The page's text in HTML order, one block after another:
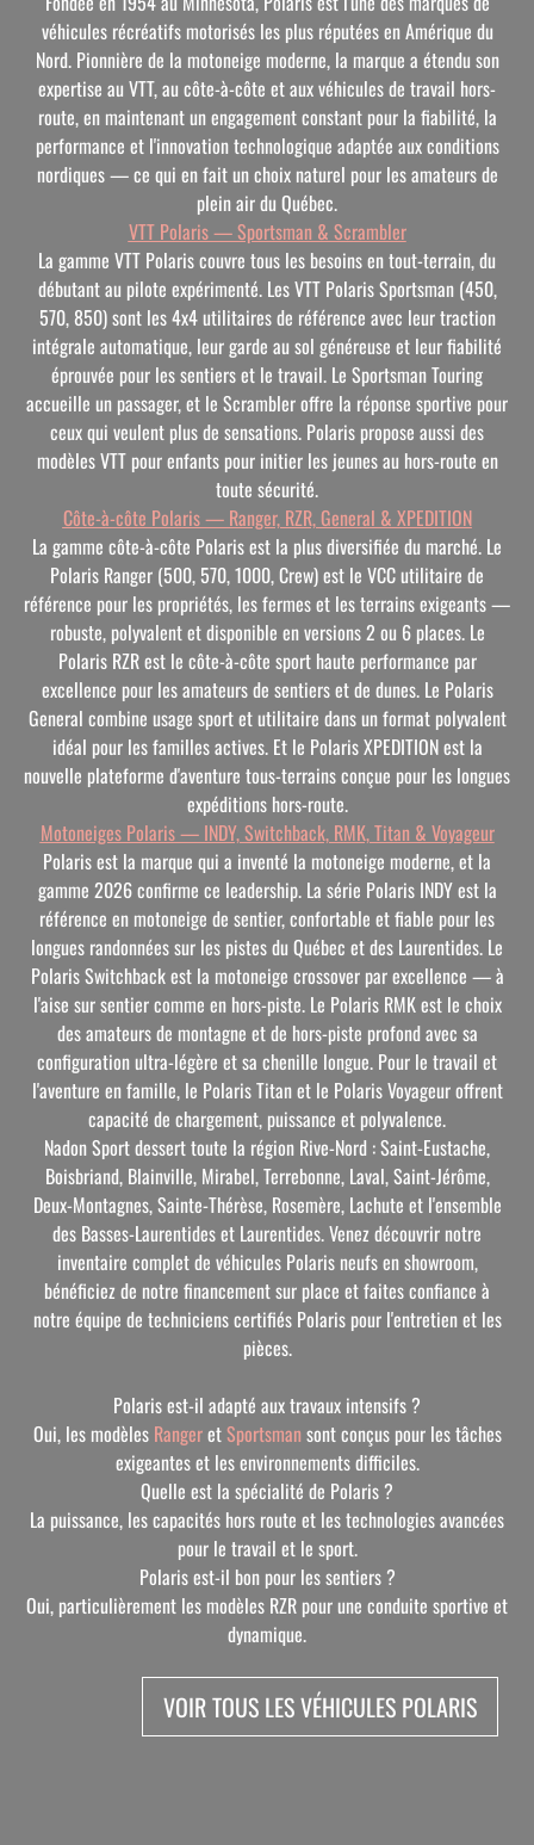
véhicules récréatifs motorisés les plus réputées en Amérique du
Nord. Pionnière de la motoneige moderne, la marque a étendu son
expertise au VTT, au côte-à-côte et aux véhicules de travail hors-
route, en maintenant un engagement constant pour la fiabilité, la
performance et l'innovation technologique adaptée aux conditions
nordiques — ce qui en fait un choix naturel pour les amateurs de
plein air du Québec.
VTT Polaris — Sportsman & Scrambler
La gamme VTT Polaris couvre tous les besoins en tout-terrain, du
débutant au pilote expérimenté. Les VTT Polaris Sportsman (450,
570, 850) sont les 4x4 utilitaires de référence avec leur traction
intégrale automatique, leur garde au sol généreuse et leur fiabilité
éprouvée pour les sentiers et le travail. Le Sportsman Touring
accueille un passager, et le Scrambler offre la réponse sportive pour
ceux qui veulent plus de sensations. Polaris propose aussi des
modèles VTT pour enfants pour initier les jeunes au hors-route en
toute sécurité.
Côte-à-côte Polaris — Ranger, RZR, General & XPEDITION
La gamme côte-à-côte Polaris est la plus diversifiée du marché. Le
Polaris Ranger (500, 570, 1000, Crew) est le VCC utilitaire de
référence pour les propriétés, les fermes et les terrains exigeants —
robuste, polyvalent et disponible en versions 2 ou 6 places. Le
Polaris RZR est le côte-à-côte sport haute performance par
excellence pour les amateurs de sentiers et de dunes. Le Polaris
General combine usage sport et utilitaire dans un format polyvalent
idéal pour les familles actives. Et le Polaris XPEDITION est la
nouvelle plateforme d'aventure tous-terrains conçue pour les longues
expéditions hors-route.
Motoneiges Polaris — INDY, Switchback, RMK, Titan & Voyageur
Polaris est la marque qui a inventé la motoneige moderne, et la
gamme 2026 confirme ce leadership. La série Polaris INDY est la
référence en motoneige de sentier, confortable et fiable pour les
longues randonnées sur les pistes du Québec et des Laurentides. Le
Polaris Switchback est la motoneige crossover par excellence — à
l'aise sur sentier comme en hors-piste. Le Polaris RMK est le choix
des amateurs de montagne et de hors-piste profond avec sa
configuration ultra-légère et sa chenille longue. Pour le travail et
l'aventure en famille, le Polaris Titan et le Polaris Voyageur offrent
capacité de chargement, puissance et polyvalence.
Nadon Sport dessert toute la région Rive-Nord : Saint-Eustache,
Boisbriand, Blainville, Mirabel, Terrebonne, Laval, Saint-Jérôme,
Deux-Montagnes, Sainte-Thérèse, Rosemère, Lachute et l'ensemble
des Basses-Laurentides et Laurentides. Venez découvrir notre
inventaire complet de véhicules Polaris neufs en showroom,
bénéficiez de notre financement sur place et faites confiance à
notre équipe de techniciens certifiés Polaris pour l'entretien et les
pièces.
Polaris est-il adapté aux travaux intensifs ?
Oui, les modèles RangeretSportsmansont conçus pour les tâches
exigeantes et les environnements difficiles.
Quelle est la spécialité de Polaris ?
La puissance, les capacités hors route et les technologies avancées
pour le travail et le sport.
Polaris est-il bon pour les sentiers ?
Oui, particulièrement les modèles RZR pour une conduite sportive et
dynamique.
VOIR TOUS LES VÉHICULES POLARIS